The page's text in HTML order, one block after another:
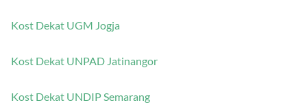
Kost Dekat UGM Jogja
Kost Dekat UNPAD Jatinangor
Kost Dekat UNDIP Semarang